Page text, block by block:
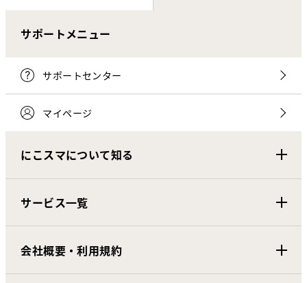
サポートメニュー
サポートセンター
マイページ
にこスマについて知る
サービス一覧
会社概要・利用規約